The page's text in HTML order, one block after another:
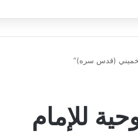
الخميني (قدس سره)”
للإمام